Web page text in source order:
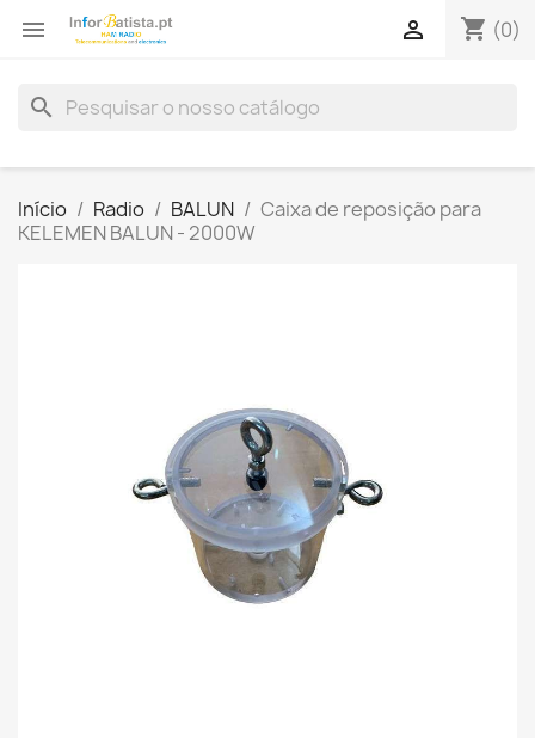
 shopping_cart (0)

search
Início Radio BALUN
Caixa de reposição para
KELEMEN BALUN - 2000W